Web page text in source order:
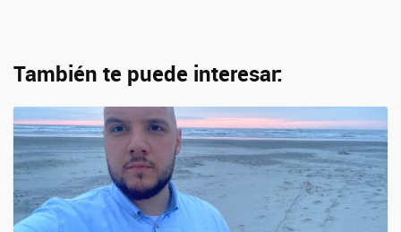
También te puede interesar: